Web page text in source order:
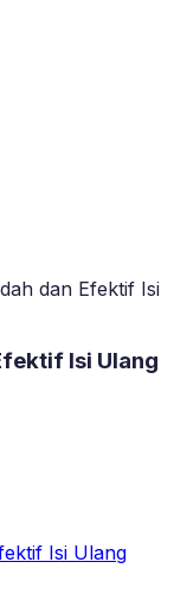
dan Efektif Isi
Isi Ulang
Isi Ulang